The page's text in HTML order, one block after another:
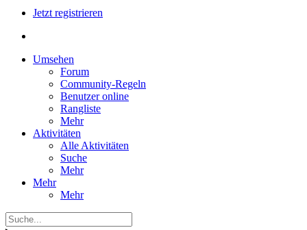
Jetzt registrieren
Umsehen
Forum
Community-Regeln
Benutzer online
Rangliste
Mehr
Aktivitäten
Alle Aktivitäten
Suche
Mehr
Mehr
Mehr